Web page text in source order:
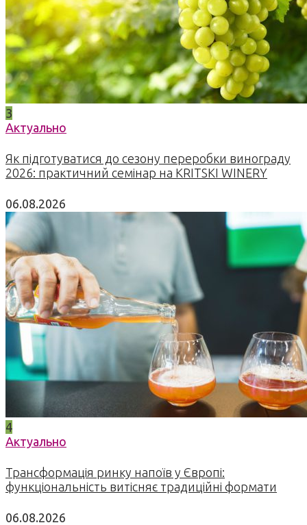
3
Актуально
Як підготуватися до сезону переробки винограду
2026: практичний семінар на KRITSKI WINERY
06.08.2026
4
Актуально
Трансформація ринку напоїв у Європі:
функціональність витісняє традиційні формати
06.08.2026